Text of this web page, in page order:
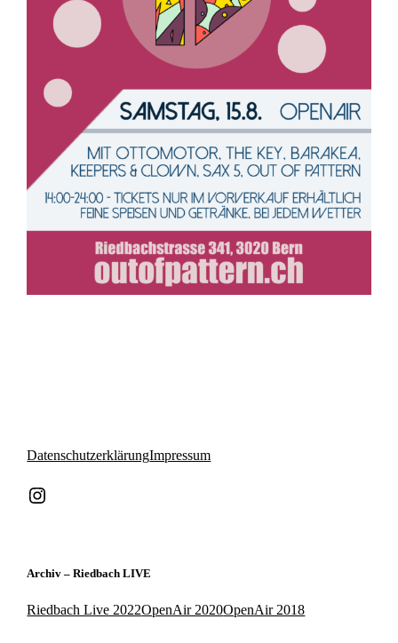
DatenschutzerklärungImpressum
Instagram
Archiv – Riedbach LIVE
Riedbach Live 2022OpenAir 2020OpenAir 2018